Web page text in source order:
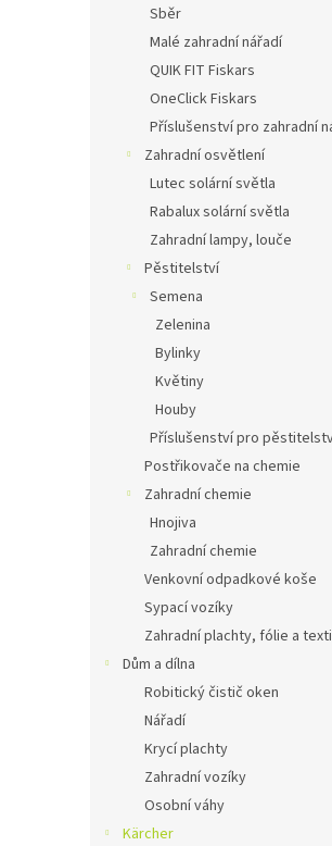
Sběr
Malé zahradní nářadí
QUIK FIT Fiskars
OneClick Fiskars
Příslušenství pro zahradní
Zahradní osvětlení
Lutec solární světla
Rabalux solární světla
Zahradní lampy, louče
Pěstitelství
Semena
Zelenina
Bylinky
Květiny
Houby
Příslušenství pro
Postřikovače na chemie
Zahradní chemie
Hnojiva
Zahradní chemie
Venkovní odpadkové koše
Sypací vozíky
Zahradní plachty, fólie a
Dům a dílna
Robitický čistič oken
Nářadí
Krycí plachty
Zahradní vozíky
Osobní váhy
Kärcher